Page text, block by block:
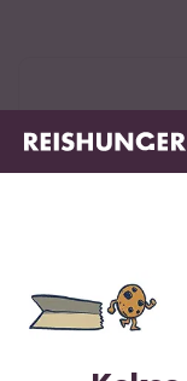
Infos zur
3 Sterne